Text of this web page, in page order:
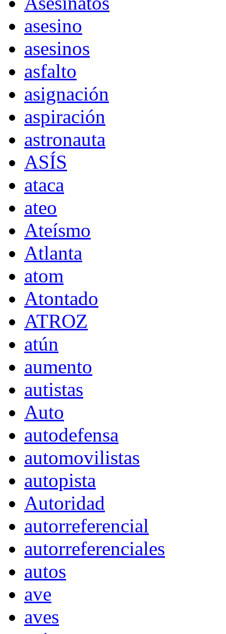
asesino
asesinos
asfalto
asignación
aspiración
astronauta
ASÍS
ataca
ateo
Ateísmo
Atlanta
atom
Atontado
ATROZ
atún
aumento
autistas
Auto
autodefensa
automovilistas
autopista
Autoridad
autorreferencial
autorreferenciales
autos
ave
aves